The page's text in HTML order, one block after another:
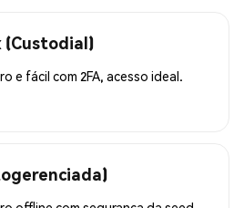
(Custodial)
e fácil com 2FA, acesso ideal.